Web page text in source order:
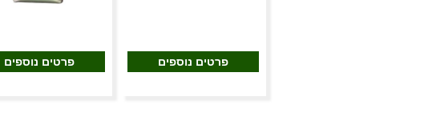
פרטים נוספים פרטים נוספים